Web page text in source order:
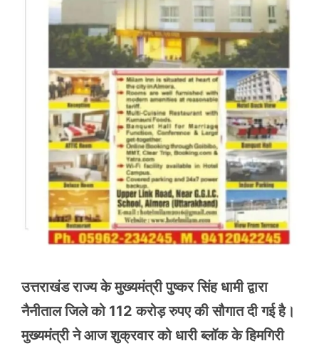
उत्तराखंड राज्य के मुख्यमंत्री पुष्कर सिंह धामी द्वारा
नैनीताल जिले को 112 करोड़ रुपए की सौगात दी गई है।
मुख्यमंत्री ने आज शुक्रवार को धारी ब्लॉक के हिमगिरी